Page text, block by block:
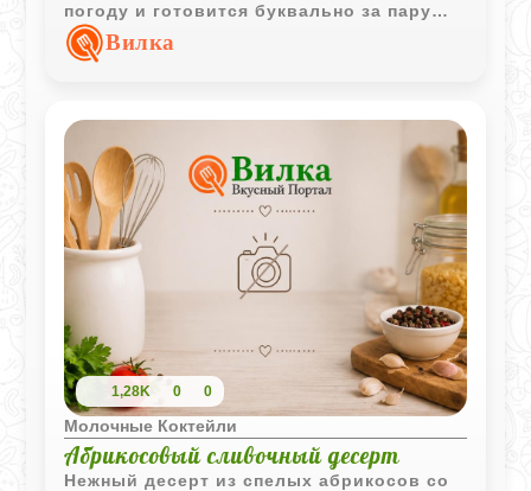
погоду и готовится буквально за пару
минут из самых простых ингредиентов.
Вилка
1,28K 0 0
Молочные Коктейли
Абрикосовый сливочный десерт
Нежный десерт из спелых абрикосов со